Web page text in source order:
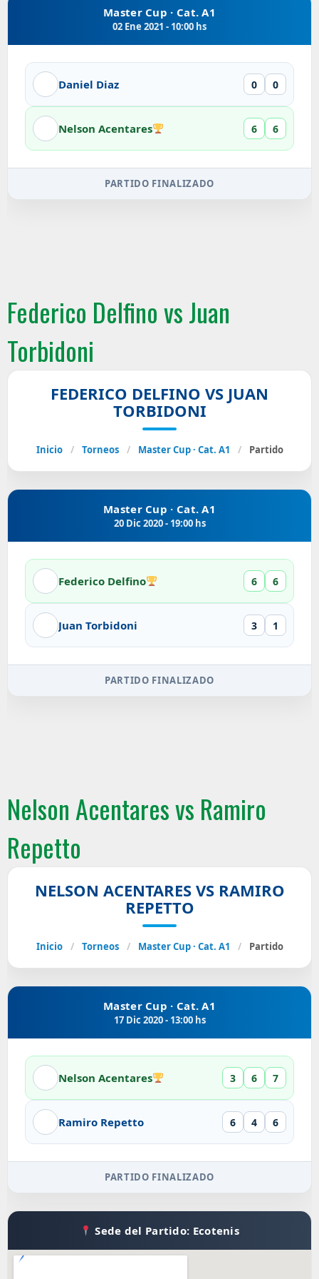
Master Cup · Cat. A1
02 Ene 2021 - 10:00 hs
Daniel Diaz 0 0
Nelson Acentares 6 6
PARTIDO FINALIZADO
Federico Delfino vs Juan
Torbidoni
FEDERICO DELFINO VS JUAN
TORBIDONI
Inicio / Torneos / Master Cup · Cat. A1 / Partido
Master Cup · Cat. A1
20 Dic 2020 - 19:00 hs
Federico Delfino 6 6
Juan Torbidoni 3 1
PARTIDO FINALIZADO
Nelson Acentares vs Ramiro
Repetto
NELSON ACENTARES VS RAMIRO
REPETTO
Inicio / Torneos / Master Cup · Cat. A1 / Partido
Master Cup · Cat. A1
17 Dic 2020 - 13:00 hs
Nelson Acentares 3 6 7
Ramiro Repetto 6 4 6
PARTIDO FINALIZADO
Sede del Partido: Ecotenis